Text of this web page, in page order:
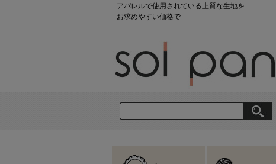
アパレルで使用されている上質な生地を
お求めやすい価格で